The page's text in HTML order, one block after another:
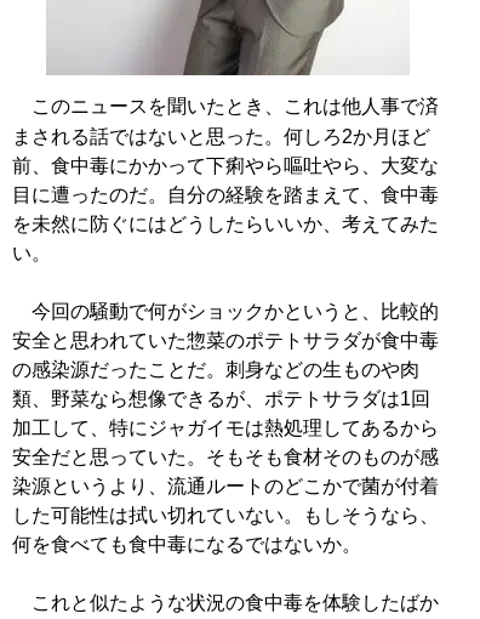
このニュースを聞いたとき、これは他人事で済
まされる話ではないと思った。何しろ2か月ほど
前、食中毒にかかって下痢やら嘔吐やら、大変な
目に遭ったのだ。自分の経験を踏まえて、食中毒
を未然に防ぐにはどうしたらいいか、考えてみた
い。
今回の騒動で何がショックかというと、比較的
安全と思われていた惣菜のポテトサラダが食中毒
の感染源だったことだ。刺身などの生ものや肉
類、野菜なら想像できるが、ポテトサラダは1回
加工して、特にジャガイモは熱処理してあるから
安全だと思っていた。そもそも食材そのものが感
染源というより、流通ルートのどこかで菌が付着
した可能性は拭い切れていない。もしそうなら、
何を食べても食中毒になるではないか。
これと似たような状況の食中毒を体験したばか